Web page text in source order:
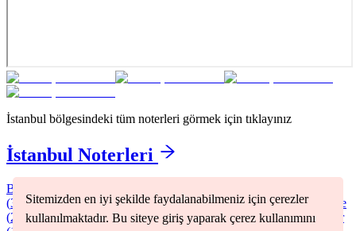
Sitemizden en iyi şekilde faydalanabilmeniz için çerezler
kullanılmaktadır. Bu siteye giriş yaparak çerez kullanımını
İstanbul bölgesindeki tüm noterleri görmek için tıklayınız
İstanbul Noterleri
Bağcılar
(3 Büyükçekmece (1 )Fatih(2)Kadıköy(2)Kartal(1) Küçükçekmece
(2 Pendik(2)Sancaktepe (1)Silivri( 1)Şişli(2)Sultangazi(1)üsküdar